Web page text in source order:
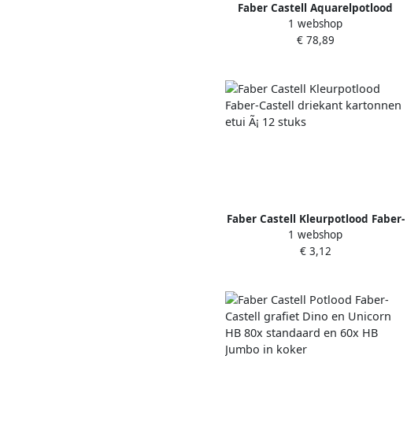
Faber Castell Aquarelpotlood
Faber-Castell Albrecht Durer &
Pitt Artist Pen 37-delig
1 webshop
€ 78,89
Faber Castell Kleurpotlood Faber-
Castell driekant kartonnen etui
Ã¡ 12 stuks
1 webshop
€ 3,12